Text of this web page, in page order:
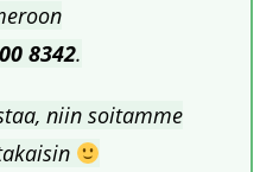
8342.
niin soitamme